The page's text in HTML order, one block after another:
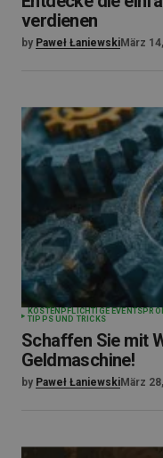
verdienen
by Paweł ŁaniewskiMärz
KOSTENPFLICHTIGE EVENTS
TIPPS UND TRICKS
Schaffen Sie mit
Geldmaschine!
by Paweł ŁaniewskiMärz